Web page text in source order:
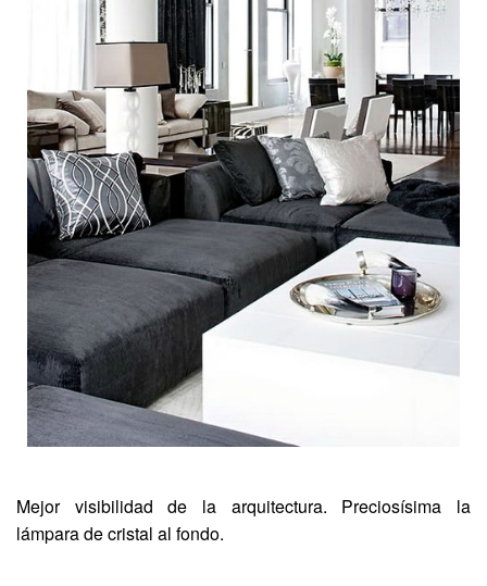
Mejor visibilidad de la arquitectura. Preciosísima la
lámpara de cristal al fondo.